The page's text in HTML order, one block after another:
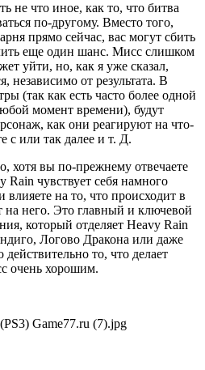
не что иное, как то, что битва
по-другому. Вместо того,
прямо сейчас, вас могут сбить
еще один шанс. Мисс слишком
уйти, но, как я уже сказал,
независимо от результата. В
(так как есть часто более одной
момент времени), будут
как они реагируют на что-
с или так далее и т. Д.
хотя вы по-прежнему отвечаете
Rain чувствует себя намного
на то, что происходит в
на него. Это главный и ключевой
который отделяет Heavy Rain
Логово Дракона или даже
действительно то, что делает
очень хорошим.